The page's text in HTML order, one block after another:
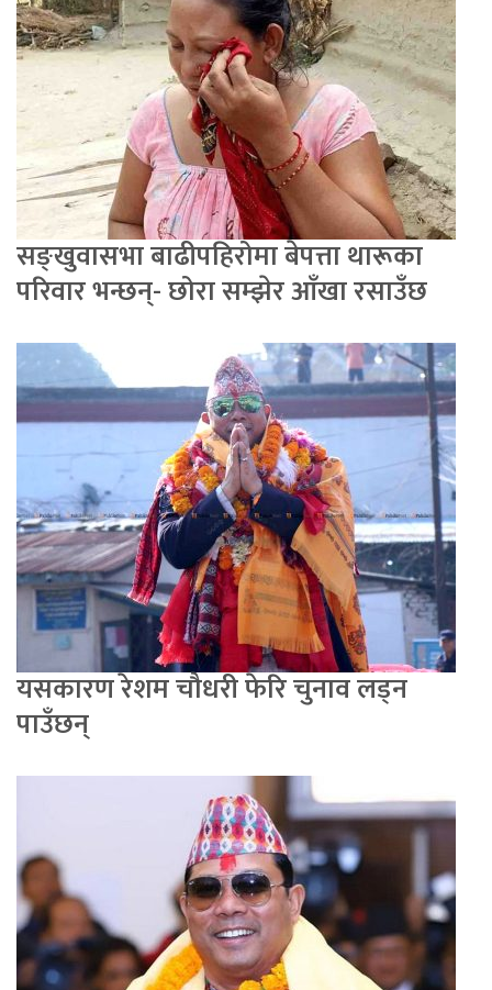
सङ्खुवासभा बाढीपहिरोमा बेपत्ता थारूका
परिवार भन्छन्- छोरा सम्झेर आँखा रसाउँछ
यसकारण रेशम चौधरी फेरि चुनाव लड्न
पाउँछन्